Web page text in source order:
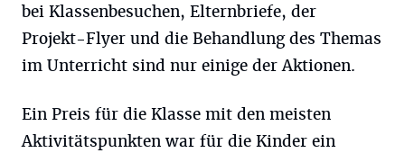
bei Klassenbesuchen, Elternbriefe, der
Projekt-Flyer und die Behandlung des Themas
im Unterricht sind nur einige der Aktionen.
Ein Preis für die Klasse mit den meisten
Aktivitätspunkten war für die Kinder ein